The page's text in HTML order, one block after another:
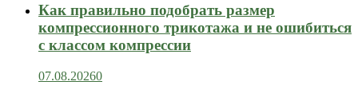
Как правильно подобрать размер
компрессионного трикотажа и не ошибиться
с классом компрессии
07.08.20260